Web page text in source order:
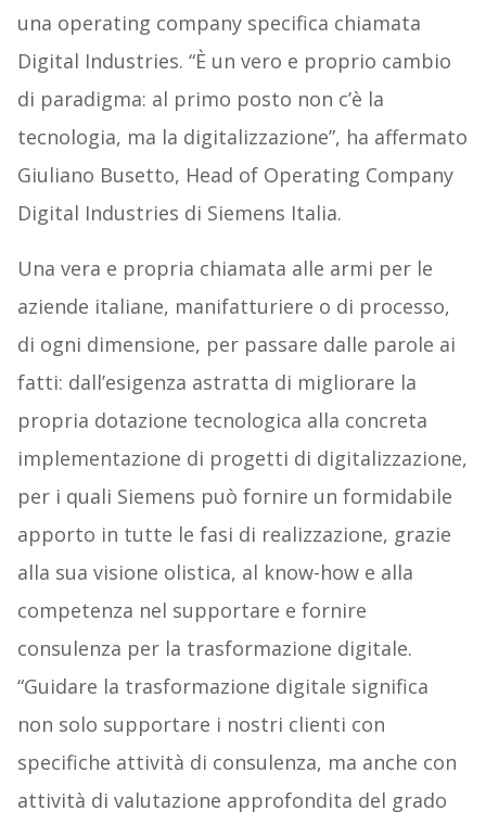
una operating company specifica chiamata
Digital Industries. “È un vero e proprio cambio
di paradigma: al primo posto non c’è la
tecnologia, ma la digitalizzazione”, ha affermato
Giuliano Busetto, Head of Operating Company
Digital Industries di Siemens Italia.
Una vera e propria chiamata alle armi per le
aziende italiane, manifatturiere o di processo,
di ogni dimensione, per passare dalle parole ai
fatti: dall’esigenza astratta di migliorare la
propria dotazione tecnologica alla concreta
implementazione di progetti di digitalizzazione,
per i quali Siemens può fornire un formidabile
apporto in tutte le fasi di realizzazione, grazie
alla sua visione olistica, al know-how e alla
competenza nel supportare e fornire
consulenza per la trasformazione digitale.
“Guidare la trasformazione digitale significa
non solo supportare i nostri clienti con
specifiche attività di consulenza, ma anche con
attività di valutazione approfondita del grado